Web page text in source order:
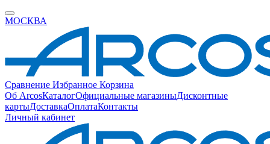
МОСКВА
Сравнение Избранное Корзина
Об ArcosКаталогОфициальные магазиныДисконтные
картыДоставкаОплатаКонтакты
Личный кабинет